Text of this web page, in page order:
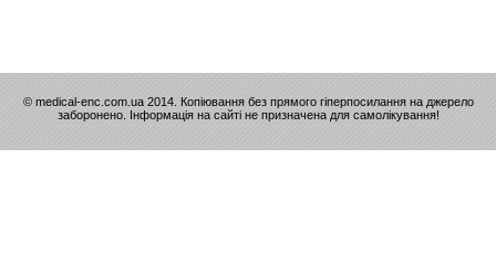
© medical-enc.com.ua 2014. Копіювання без прямого гіперпосилання на джерело
заборонено. Інформація на сайті не призначена для самолікування!